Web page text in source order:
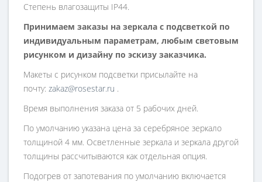
Степень влагозащиты IP44.
Принимаем заказы на зеркала с подсветкой по
индивидуальным параметрам, любым световым
рисунком и дизайну по эскизу заказчика.
Макеты с рисунком подсветки присылайте на
почту: zakaz@rosestar.ru .
Время выполнения заказа от 5 рабочих дней.
По умолчанию указана цена за серебряное зеркало
толщиной 4 мм. Осветленные зеркала и зеркала другой
толщины рассчитываются как отдельная опция.
Подогрев от запотевания по умолчанию включается